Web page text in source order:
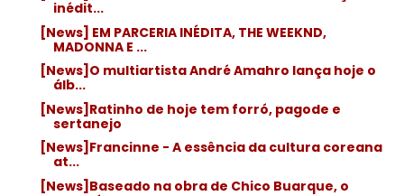
inédit...
[News] EM PARCERIA INÉDITA, THE WEEKND,
MADONNA E ...
[News]O multiartista André Amahro lança hoje o
álb...
[News]Ratinho de hoje tem forró, pagode e
sertanejo
[News]Francinne - A essência da cultura coreana
at...
[News]Baseado na obra de Chico Buarque, o